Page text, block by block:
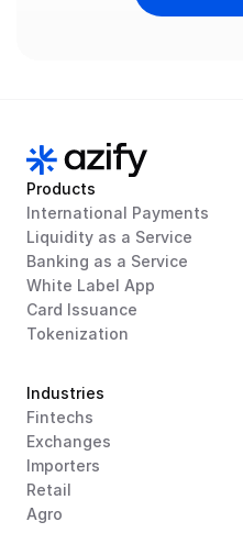
Products
International Payments
Liquidity as a Service
Banking as a Service
White Label App
Card Issuance
Tokenization
Industries
Fintechs
Exchanges
Importers
Retail
Agro